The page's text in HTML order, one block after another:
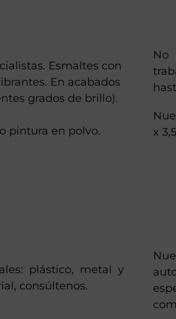
Esmaltes con
En acabados
grados de brillo).
pintura en polvo.
plástico, metal y
consúltenos.
No
x